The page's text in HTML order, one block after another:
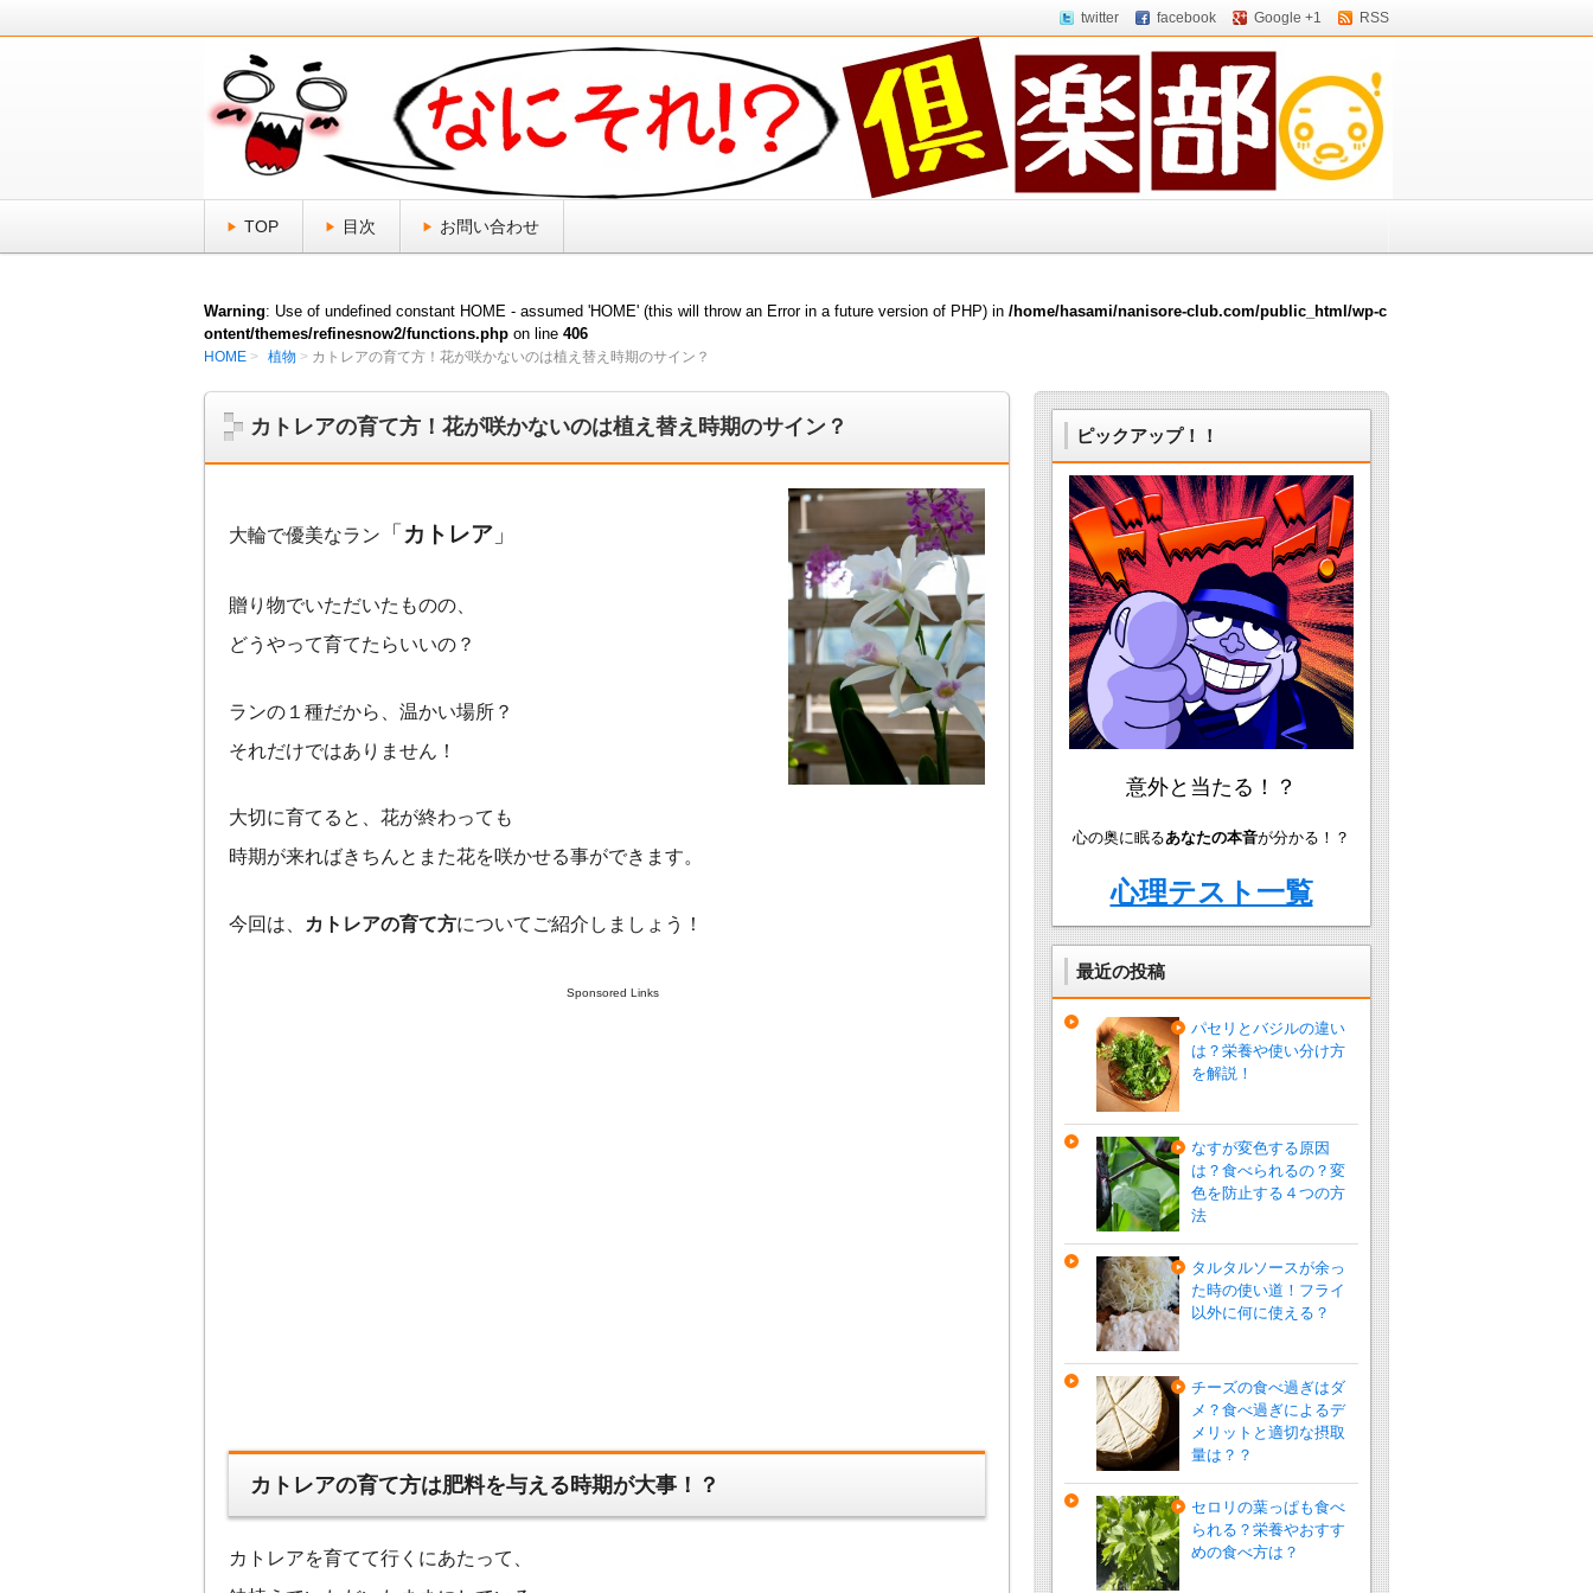
twitter facebook Google +1 RSS
なにそれ倶楽部
日頃、気になる「なにそれ？」をスッキリ解決！！
TOP 目次 お問い合わせ
Warning: Use of undefined constant HOME - assumed 'HOME' (this will throw an Error in a future version of PHP) in /home/hasami/nanisore-club.com/public_html/wp-c
ontent/themes/refinesnow2/functions.php on line 406
HOME 植物 カトレアの育て方！花が咲かないのは植え替え時期のサイン？
カトレアの育て方！花が咲かないのは植え替え時期のサイン？
大輪で優美なラン 「 カトレア 」
贈り物でいただいたものの、
どうやって育てたらいいの？
ランの１種だから、温かい場所？
それだけではありません！
大切に育てると、花が終わっても
時期が来ればきちんとまた花を咲かせる事ができます。
今回は、 カトレアの育て方についてご紹介しましょう！
Sponsored Links
カトレアの育て方は肥料を与える時期が大事！？
カトレアを育てて行くにあたって、
ピックアップ！！
意外と当たる！？
心の奥に眠るあなたの本音が分かる！？
心理テスト一覧
最近の投稿
パセリとバジルの違い
は？栄養や使い分け方
を解説！
なすが変色する原因
は？食べられるの？変
色を防止する４つの方
法
タルタルソースが余っ
た時の使い道！フライ
以外に何に使える？
チーズの食べ過ぎはダ
メ？食べ過ぎによるデ
メリットと適切な摂取
量は？？
セロリの葉っぱも食べ
られる？栄養やおすす
めの食べ方は？